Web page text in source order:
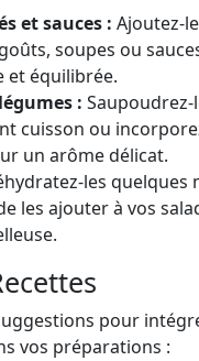
et sauces : Ajoutez-
soupes ou
et équilibrée.
: Saupoudrez-
cuisson ou
un arôme délicat.
les quelques
les ajouter à vos
pour
vos préparations :